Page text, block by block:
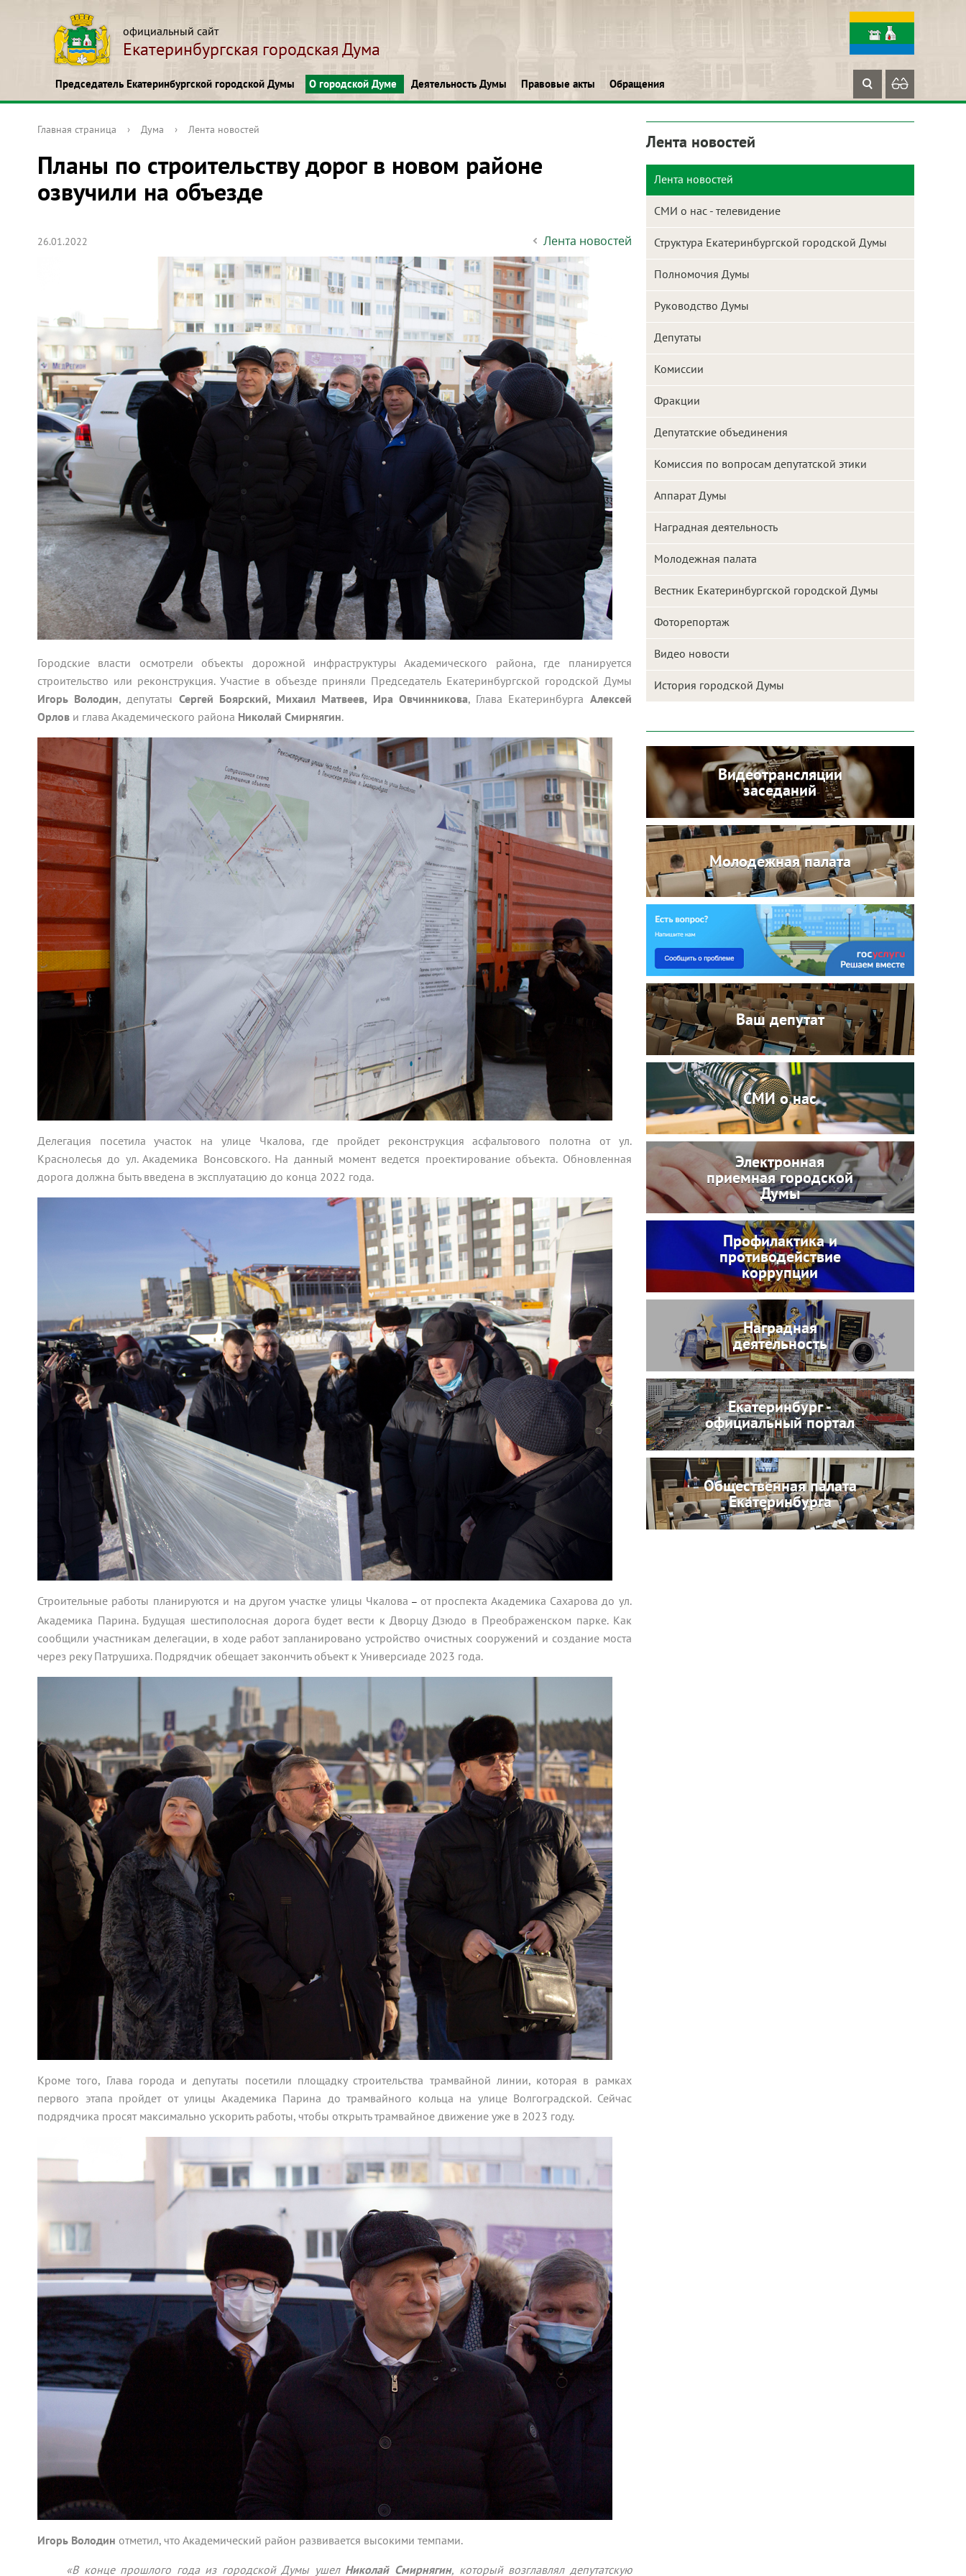
официальный сайт
Екатеринбургская городская Дума
Председатель Екатеринбургской городской Думы О городской Думе Деятельность Думы Правовые акты Обращения
Главная страница › Дума › Лента новостей
Планы по строительству дорог в новом районе
озвучили на объезде
26.01.2022 Лента новостей
Городские власти осмотрели объекты дорожной инфраструктуры Академического района, где планируется
строительство или реконструкция. Участие в объезде приняли Председатель Екатеринбургской городской Думы
Игорь Володин, депутаты Сергей Боярский, Михаил Матвеев, Ира Овчинникова, Глава Екатеринбурга Алексей
Орлов и глава Академического района Николай Смирнягин.
Делегация посетила участок на улице Чкалова, где пройдет реконструкция асфальтового полотна от ул.
Краснолесья до ул. Академика Вонсовского. На данный момент ведется проектирование объекта. Обновленная
дорога должна быть введена в эксплуатацию до конца 2022 года.
Строительные работы планируются и на другом участке улицы Чкалова– от проспекта Академика Сахарова до ул.
Академика Парина. Будущая шестиполосная дорога будет вести к Дворцу Дзюдо в Преображенском парке. Как
сообщили участникам делегации, в ходе работ запланировано устройство очистных сооружений и создание моста
через реку Патрушиха. Подрядчик обещает закончить объект к Универсиаде 2023 года.
Кроме того, Глава города и депутаты посетили площадку строительства трамвайной линии, которая в рамках
первого этапа пройдет от улицы Академика Парина до трамвайного кольца на улице Волгоградской. Сейчас
подрядчика просят максимально ускорить работы, чтобы открыть трамвайное движение уже в 2023 году.
Игорь Володин отметил, что Академический район развивается высокими темпами.
«В конце прошлого года из городской Думы ушел Николай Смирнягин, который возглавлял депутатскую
Лента новостей
Лента новостей
СМИ о нас - телевидение
Структура Екатеринбургской городской Думы
Полномочия Думы
Руководство Думы
Депутаты
Комиссии
Фракции
Депутатские объединения
Комиссия по вопросам депутатской этики
Аппарат Думы
Наградная деятельность
Молодежная палата
Вестник Екатеринбургской городской Думы
Фоторепортаж
Видео новости
История городской Думы
Видеотрансляции
заседаний
Молодежная палата
Ваш депутат
СМИ о нас
Электронная
приемная городской
Думы
Профилактика и
противодействие
коррупции
Наградная
деятельность
Екатеринбург -
официальный портал
Общественная палата
Екатеринбурга